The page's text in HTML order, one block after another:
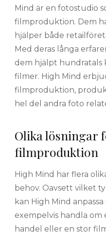
Mind är en fotostudio
filmproduktion. Dem
hjälper både
Med deras långa
dem hjälpt hundratals
filmer. High Mind
filmproduktion,
hel del andra foto
Olika lösningar
filmproduktion
High Mind har flera
behov. Oavsett vilket
kan High Mind
exempelvis handla
handel eller en stor